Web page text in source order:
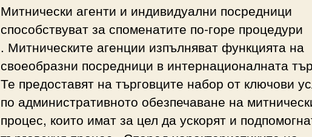
Митнически агенти и индивидуални посредници
способствуват за споменатите по-горе процедури
. Митническите агенции изпълняват функцията на
своеобразни посредници в интернационалната
Те предоставят на търговците набор от ключови
по административното обезпечаване на
процес, които имат за цел да ускорят и